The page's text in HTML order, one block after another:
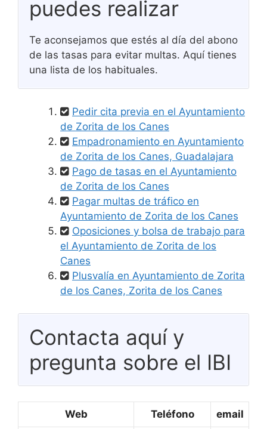
puedes realizar
Te aconsejamos que estés al día del abono
de las tasas para evitar multas. Aquí tienes
una lista de los habituales.
Pedir cita previa en el Ayuntamiento
de Zorita de los Canes
Empadronamiento en Ayuntamiento
de Zorita de los Canes, Guadalajara
Pago de tasas en el Ayuntamiento
de Zorita de los Canes
Pagar multas de tráfico en
Ayuntamiento de Zorita de los Canes
Oposiciones y bolsa de trabajo para
el Ayuntamiento de Zorita de los
Canes
Plusvalía en Ayuntamiento de Zorita
de los Canes, Zorita de los Canes
Contacta aquí y
pregunta sobre el IBI
Web Teléfono email